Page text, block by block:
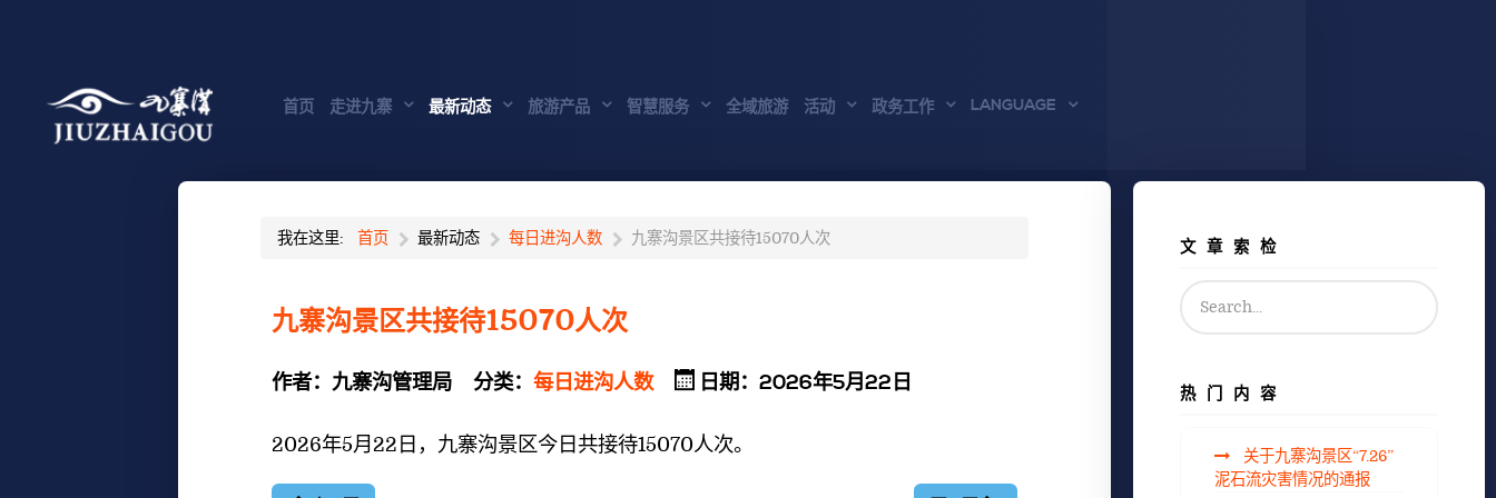
首页 走进九寨 最新动态 旅游产品 智慧服务 全域旅游 活动 政务工作 LANGUAGE
我在这里: 首页 最新动态 每日进沟人数 九寨沟景区共接待15070人次
九寨沟景区共接待15070人次
作者： 九寨沟管理局 分类： 每日进沟人数 日期：2026年5月22日
2026年5月22日 ，九寨沟景区今日共接待15070人次。
文章索检
热门内容
关于九寨沟景区“7.26”
泥石流灾害情况的通报